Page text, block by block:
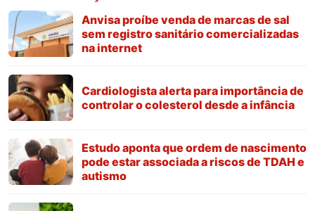
Anvisa proíbe venda de marcas de sal
sem registro sanitário comercializadas
na internet
Cardiologista alerta para importância de
controlar o colesterol desde a infância
Estudo aponta que ordem de nascimento
pode estar associada a riscos de TDAH e
autismo